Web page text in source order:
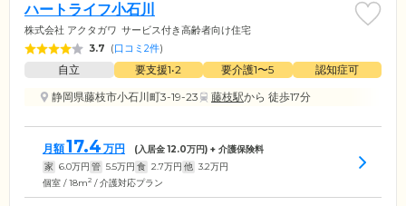
ハートライフ小石川
株式会社 アクタガワ サービス付き高齢者向け住宅
3.7 (口コミ2件)
自立 要支援1•2 要介護1〜5
認知症可
静岡県藤枝市小石川町3-19-23
藤枝駅から 徒歩17分
月額17.4 万円 (入居金12.0万円) + 介護保険料
家 6.0万円 管 5.5万円 食 2.7万円 他 3.2万円
個室 / 18m2 / 介護対応プラン